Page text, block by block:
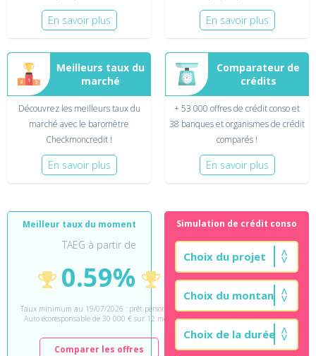
En savoir plus En savoir plus
Meilleurs taux du
marché
Découvrez les meilleurs taux du
marché avec le baromètre
Checkmoncredit !
En savoir plus
Comparateur de
crédits
+ 53 000 offres de crédit conso et
38 banques et organismes de crédit
comparés !
En savoir plus
Meilleur taux du moment
TAEG à partir de
0.59%
Taux minimum au 19/07/2026 : prêt personnel
Auto écoresponsable de 30 000 € sur 12 mois.
Comparer les offres
Simulation de crédit conso